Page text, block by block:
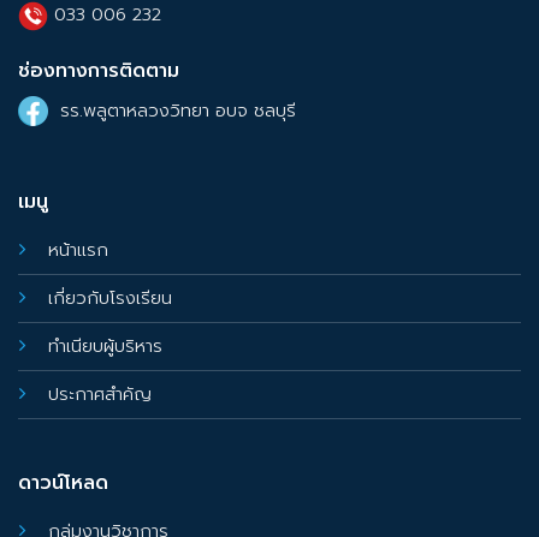
เมนู
หน้าแรก
เกี่ยวกับโรงเรียน
ทำเนียบผู้บริหาร
ประกาศสำคัญ
ดาวน์โหลด
กลุ่มงานวิชาการ
033 006 232
ช่องทางการติดตาม
รร.พลูตาหลวงวิทยา อบจ ชลบุรี